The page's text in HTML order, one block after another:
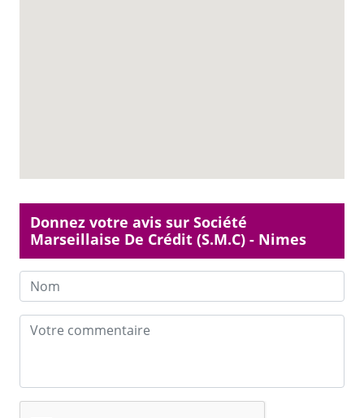
Donnez votre avis sur Société
Marseillaise De Crédit (S.M.C) - Nimes